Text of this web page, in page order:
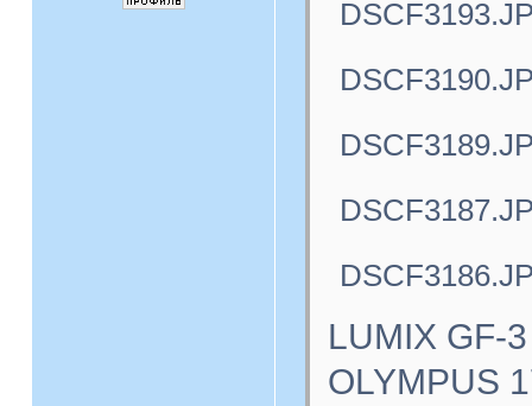
LUMIX GF-
OLYMPUS